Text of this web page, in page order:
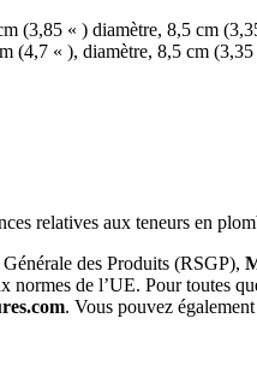
(3,85 « ) diamètre, 8,5 cm
(4,7 « ), diamètre, 8,5 cm
relatives aux teneurs en
des Produits (RSGP),
normes de l’UE. Pour toutes
. Vous pouvez